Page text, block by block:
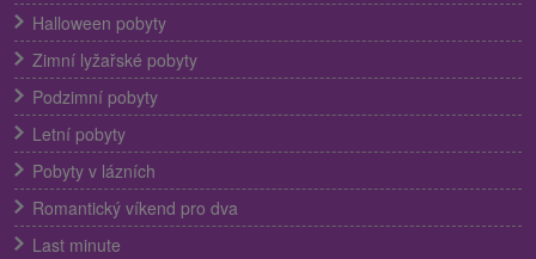
Halloween pobyty
Zimní lyžařské pobyty
Podzimní pobyty
Letní pobyty
Pobyty v lázních
Romantický víkend pro dva
Last minute